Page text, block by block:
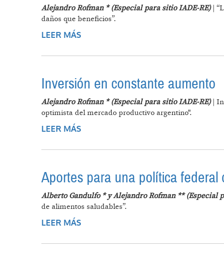
Alejandro Rofman * (Especial para sitio IADE-RE)|
daños que beneficios”.
LEER MÁS
Inversión en constante aumento
Alejandro Rofman * (Especial para sitio IADE-RE)|
optimista del mercado productivo argentino".
LEER MÁS
Aportes para una política
Alberto Gandulfo * y Alejandro Rofman ** (Especial
de alimentos saludables”.
LEER MÁS